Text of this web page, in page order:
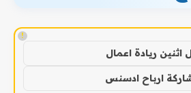
!
اثنين ريادة اعمال
ارباح ادسنس